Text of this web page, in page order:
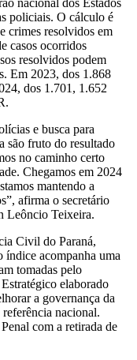
nacional dos Estados
policiais. O cálculo é
crimes resolvidos em
casos ocorridos
resolvidos podem
Em 2023, dos 1.868
dos 1.701, 1.652
e busca para
são fruto do resultado
no caminho certo
Chegamos em 2024
mantendo a
afirma o secretário
Leôncio Teixeira.
Civil do Paraná,
índice acompanha uma
tomadas pelo
elaborado
a governança da
nacional.
com a retirada de